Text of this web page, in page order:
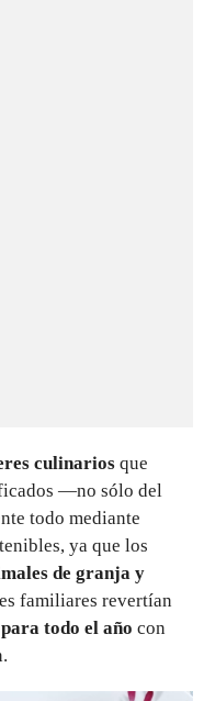
culinarios que
—no sólo del
todo mediante
ya que los
de granja y
familiares revertían
todo el año con